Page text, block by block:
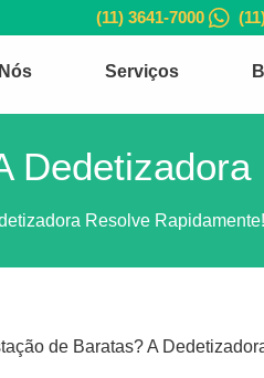
(11) 3641-7000
Serviços
Resolve Rapidamente!
de Baratas? A